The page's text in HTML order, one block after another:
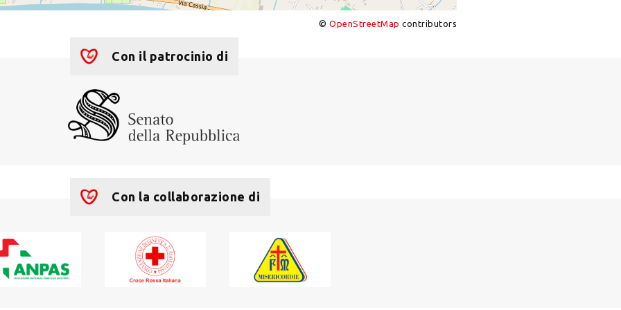
© OpenStreetMap contributors
Con il patrocinio di
Con la collaborazione di